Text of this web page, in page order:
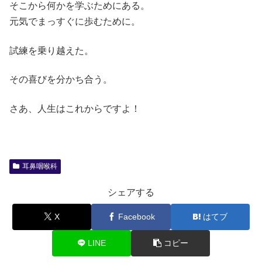
そこから何かを学ぶためにある。
元気でまっすぐに歩むために。
試練を乗り越えた。
その喜びを分かち合う。
さあ、人生はこれからですよ！
耳鼻咽喉科
シェアする
X Facebook はてブ
LINE コピー